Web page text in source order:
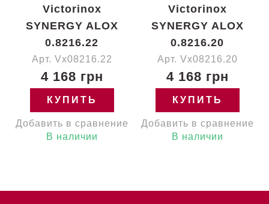
Victorinox
SYNERGY ALOX
0.8216.22
Арт. Vx08216.22
4 168 грн
КУПИТЬ
Добавить в сравнение
В наличии
Victorinox
SYNERGY ALOX
0.8216.20
Арт. Vx08216.20
4 168 грн
КУПИТЬ
Добавить в сравнение
В наличии